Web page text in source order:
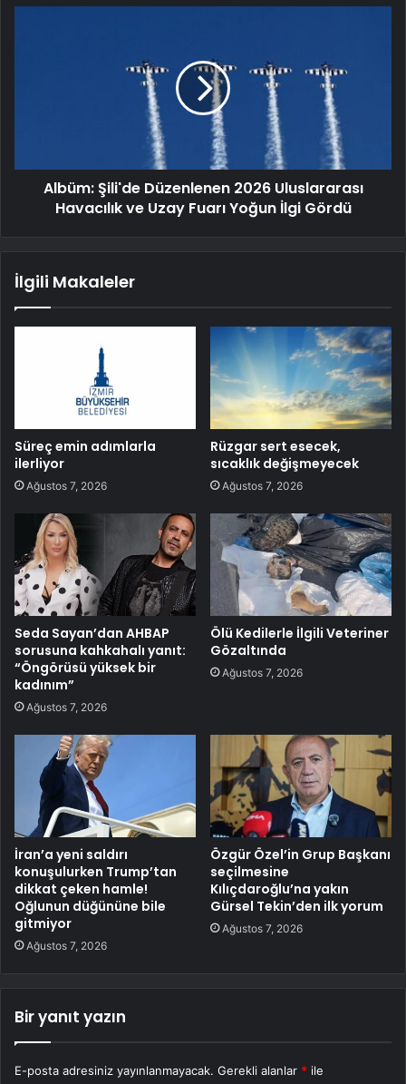
Albüm: Şili'de Düzenlenen 2026 Uluslararası
Havacılık ve Uzay Fuarı Yoğun İlgi Gördü
İlgili Makaleler
Süreç emin adımlarla
ilerliyor
Ağustos 7, 2026
Rüzgar sert esecek,
sıcaklık değişmeyecek
Ağustos 7, 2026
Seda Sayan’dan AHBAP
sorusuna kahkahalı yanıt:
“Öngörüsü yüksek bir
kadınım”
Ağustos 7, 2026
Ölü Kedilerle İlgili Veteriner
Gözaltında
Ağustos 7, 2026
İran’a yeni saldırı
konuşulurken Trump’tan
dikkat çeken hamle!
Oğlunun düğününe bile
gitmiyor
Ağustos 7, 2026
Özgür Özel’in Grup Başkanı
seçilmesine
Kılıçdaroğlu’na yakın
Gürsel Tekin’den ilk yorum
Ağustos 7, 2026
Bir yanıt yazın
E-posta adresiniz yayınlanmayacak. Gerekli alanlar * ile